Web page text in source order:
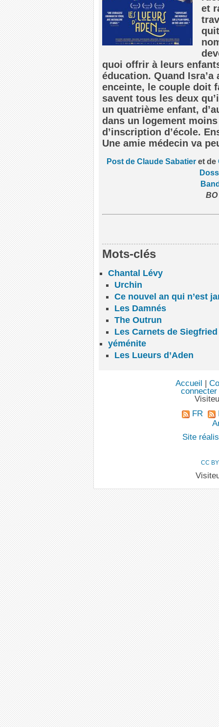
et
quoi offrir à leurs
éducation. Quand Isra’a
enceinte, le couple doit
savent tous les deux
un quatrième enfant,
dans un logement
d’inscription d’école.
Une amie médecin va
Post de Claude Sabatier et de
BO
Mots-clés
Chantal Lévy
Urchin
Ce nouvel an qui n’est
Les Damnés
The Outrun
Les Carnets de Siegfried
yéménite
Les Lueurs d’Aden
Accueil |
connecter
FR
Site
CC